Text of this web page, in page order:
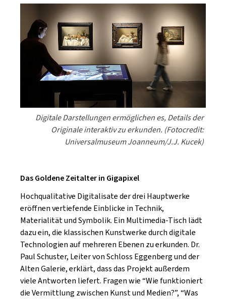
Digitale Darstellungen ermöglichen es, Details der
Originale interaktiv zu erkunden. (Fotocredit:
Universalmuseum Joanneum/J.J. Kucek)
Das Goldene Zeitalter in Gigapixel
Hochqualitative Digitalisate der drei Hauptwerke
eröffnen vertiefende Einblicke in Technik,
Materialität und Symbolik. Ein Multimedia-Tisch lädt
dazu ein, die klassischen Kunstwerke durch digitale
Technologien auf mehreren Ebenen zu erkunden. Dr.
Paul Schuster, Leiter von Schloss Eggenberg und der
Alten Galerie, erklärt, dass das Projekt außerdem
viele Antworten liefert. Fragen wie “Wie funktioniert
die Vermittlung zwischen Kunst und Medien?”, “Was